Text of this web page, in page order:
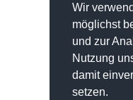
Wir
möglichst
und zur
Nutzung
damit
setzen.